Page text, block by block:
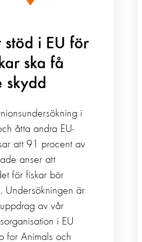
stöd i EU för
ska få
skydd
i
åtta andra EU-
att 91 procent av
anser att
för fiskar bör
Undersökningen är
av vår
i EU
for Animals och